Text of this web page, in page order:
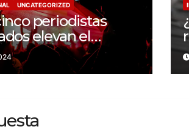
UNCATEGORIZED
periodistas
elevan el
a 200 trabajadores
muertos en